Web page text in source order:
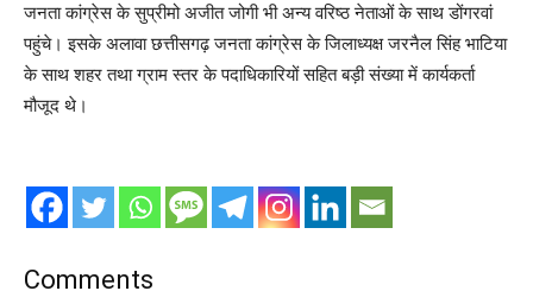
जनता कांग्रेस के सुप्रीमो अजीत जोगी भी अन्य वरिष्ठ नेताओं के साथ डोंगरवां
पहुंचे। इसके अलावा छत्तीसगढ़ जनता कांग्रेस के जिलाध्यक्ष जरनैल सिंह भाटिया
के साथ शहर तथा ग्राम स्तर के पदाधिकारियों सहित बड़ी संख्या में कार्यकर्ता
मौजूद थे।
Comments